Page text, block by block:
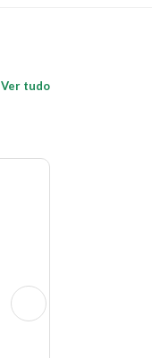
Ver tudo